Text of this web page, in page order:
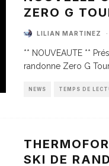
ZERO G
LILIAN MARTINEZ ·
** NOUVEAUTE **
randonne Zero G
NEWS TEMPS DE
SKI DE